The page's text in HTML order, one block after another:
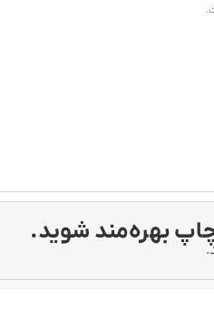
بهره‌مند شوید.